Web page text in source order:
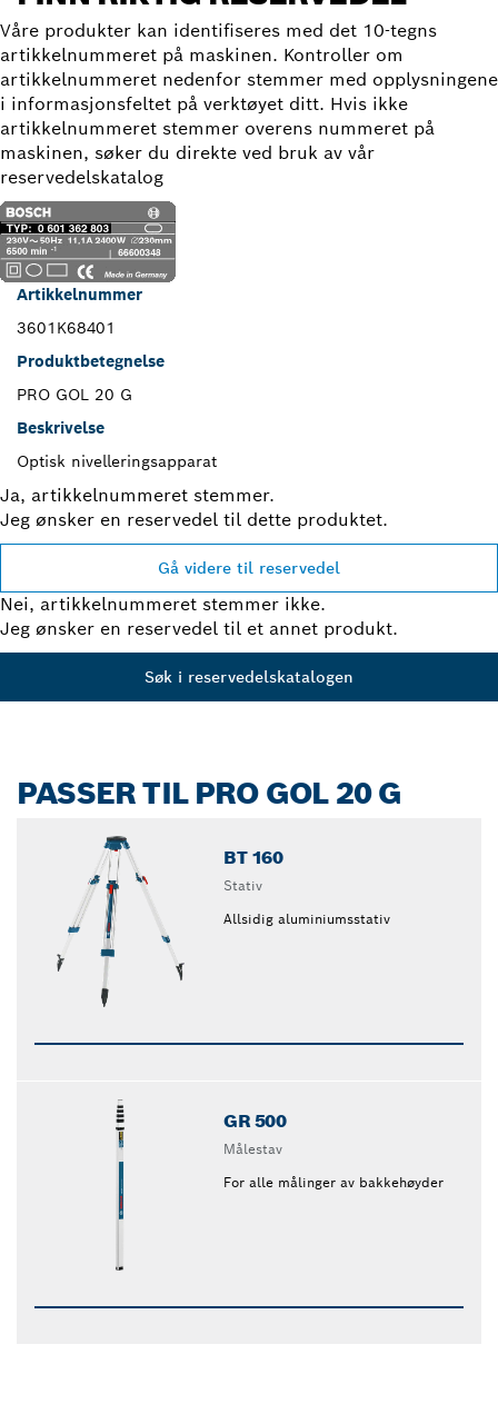
Våre produkter kan identifiseres med det 10-tegns
artikkelnummeret på maskinen. Kontroller om
artikkelnummeret nedenfor stemmer med opplysningene
i informasjonsfeltet på verktøyet ditt. Hvis ikke
artikkelnummeret stemmer overens nummeret på
maskinen, søker du direkte ved bruk av vår
reservedelskatalog
Artikkelnummer
3601K68401
Produktbetegnelse
PRO GOL 20 G
Beskrivelse
Optisk nivelleringsapparat
Ja, artikkelnummeret stemmer.
Jeg ønsker en reservedel til dette produktet.
Gå videre til reservedel
Nei, artikkelnummeret stemmer ikke.
Jeg ønsker en reservedel til et annet produkt.
Søk i reservedelskatalogen
PASSER TIL PRO GOL 20 G
BT 160
Stativ
Allsidig aluminiumsstativ
GR 500
Målestav
For alle målinger av bakkehøyder